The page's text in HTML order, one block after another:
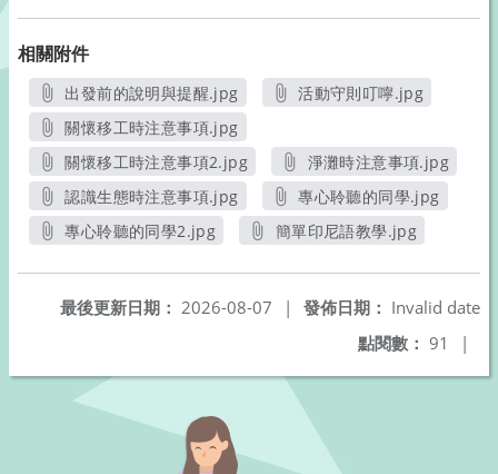
相關附件
出發前的說明與提醒.jpg
另開新視窗
活動守則叮嚀.jpg
關懷移工時注意事項.jpg
另開新視窗
關懷移工時注意事項2.jpg
另開新視窗
淨灘時注意事項.jpg
另開新視窗
認識生態時注意事項.jpg
另開新視窗
專心聆聽的同學.jpg
另開新視窗
專心聆聽的同學2.jpg
簡單印尼語教學.jpg
發佈日期： Invalid date
最後更新日期： 2026-08-07
|
點閱數： 91 |